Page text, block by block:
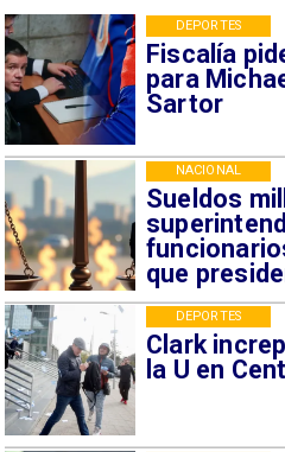
Fiscalía
para
Sartor
DEPORTES
Sueldos
que
NACIONAL
Clark
la U en
DEPORTES